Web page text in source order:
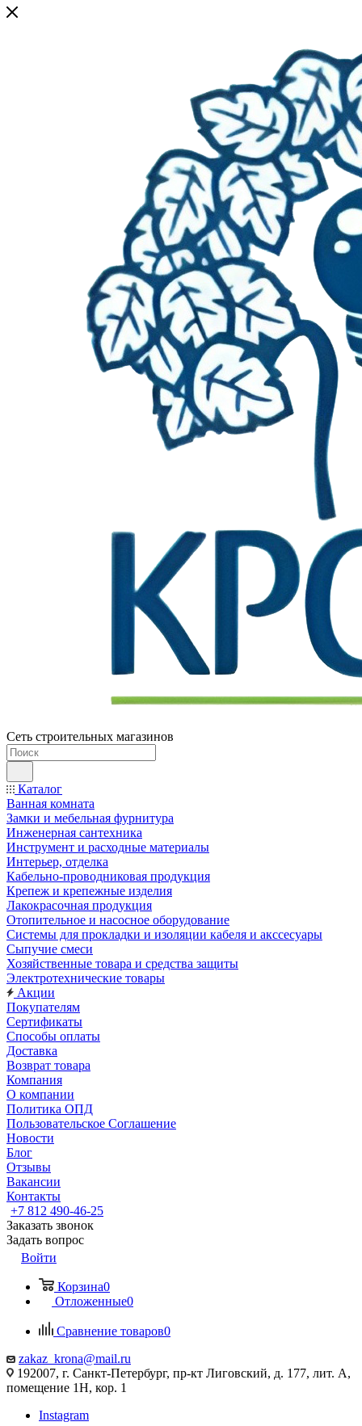
Сеть строительных магазинов
Каталог
Ванная комната
Замки и мебельная фурнитура
Инженерная сантехника
Инструмент и расходные материалы
Интерьер, отделка
Кабельно-проводниковая продукция
Крепеж и крепежные изделия
Лакокрасочная продукция
Отопительное и насосное оборудование
Системы для прокладки и изоляции кабеля и акссесуары
Сыпучие смеси
Хозяйственные товара и средства защиты
Электротехнические товары
Акции
Покупателям
Сертификаты
Способы оплаты
Доставка
Возврат товара
Компания
О компании
Политика ОПД
Пользовательское Соглашение
Новости
Блог
Отзывы
Вакансии
Контакты
+7 812 490-46-25
Заказать звонок
Задать вопрос
Войти
Корзина0
Отложенные0
Сравнение товаров0
zakaz_krona@mail.ru
192007, г. Санкт-Петербург, пр-кт Лиговский, д. 177, лит. А,
помещение 1Н, кор. 1
Instagram